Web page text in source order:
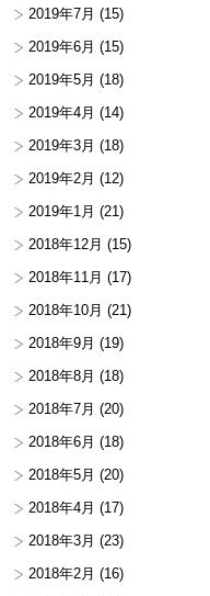
2019年7月 (15)
2019年6月 (15)
2019年5月 (18)
2019年4月 (14)
2019年3月 (18)
2019年2月 (12)
2019年1月 (21)
2018年12月 (15)
2018年11月 (17)
2018年10月 (21)
2018年9月 (19)
2018年8月 (18)
2018年7月 (20)
2018年6月 (18)
2018年5月 (20)
2018年4月 (17)
2018年3月 (23)
2018年2月 (16)